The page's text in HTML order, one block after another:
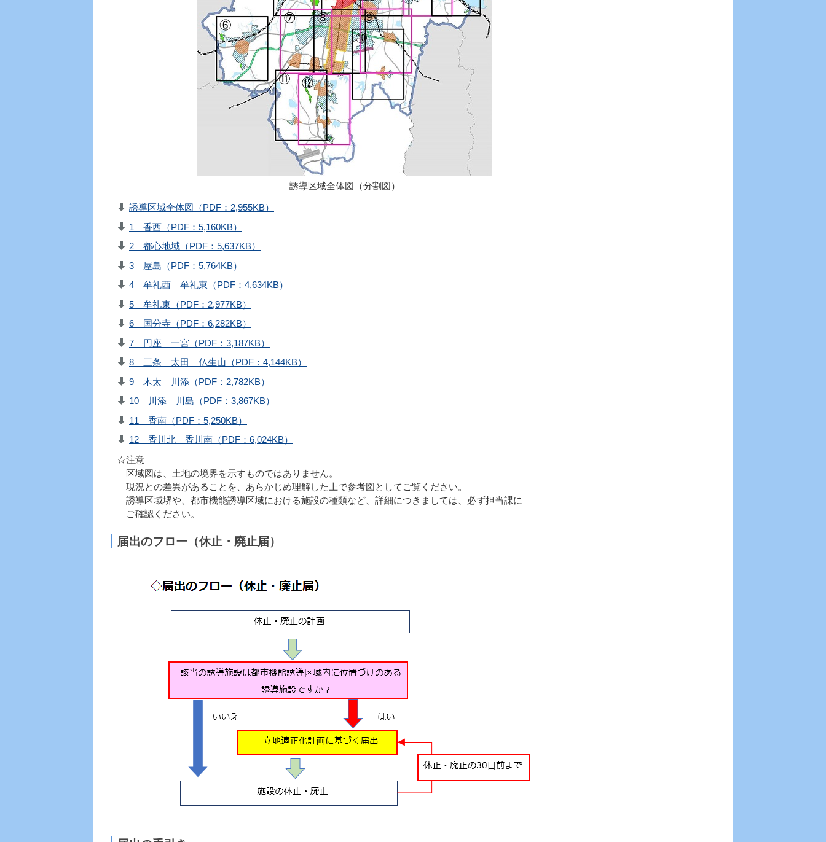
誘導区域全体図（分割図）
誘導区域全体図（PDF：2,955KB）
1 香西（PDF：5,160KB）
2 都心地域（PDF：5,637KB）
3 屋島（PDF：5,764KB）
4 牟礼西 牟礼東（PDF：4,634KB）
5 牟礼東（PDF：2,977KB）
6 国分寺（PDF：6,282KB）
7 円座 一宮（PDF：3,187KB）
8 三条 太田 仏生山（PDF：4,144KB）
9 木太 川添（PDF：2,782KB）
10 川添 川島（PDF：3,867KB）
11 香南（PDF：5,250KB）
12 香川北 香川南（PDF：6,024KB）
☆注意
区域図は、土地の境界を示すものではありません。
現況との差異があることを、あらかじめ理解した上で参考図としてご覧ください。
誘導区域堺や、都市機能誘導区域における施設の種類など、詳細につきましては、必ず担当課に
ご確認ください。
届出のフロー（休止・廃止届）